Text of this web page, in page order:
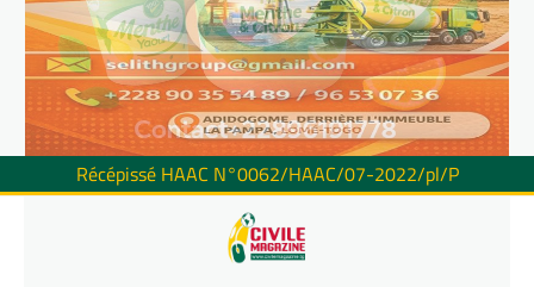
Récépissé HAAC N°0062/HAAC/07-2022/pl/P